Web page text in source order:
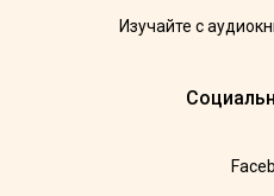
Изучайте с